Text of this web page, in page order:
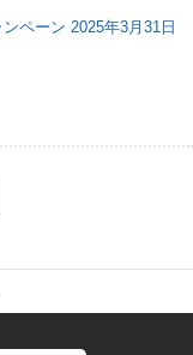
ペーン 2025年3月31日